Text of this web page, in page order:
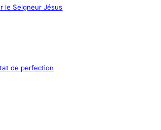
le Seigneur Jésus
de perfection